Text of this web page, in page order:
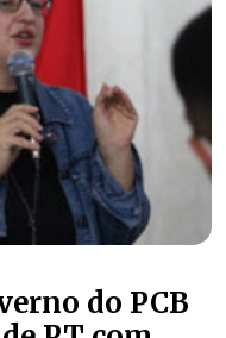
do PCB